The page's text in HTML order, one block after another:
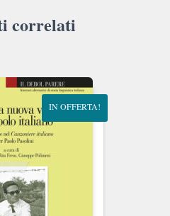
correlati
IN OFFERTA!